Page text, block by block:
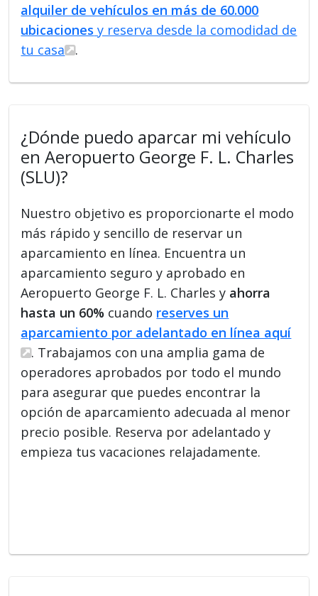
alquiler de vehículos en más de 60.000
ubicaciones y reserva desde la comodidad de
tu casa
.
¿Dónde puedo aparcar mi vehículo
en Aeropuerto George F. L. Charles
(SLU)?
Nuestro objetivo es proporcionarte el modo
más rápido y sencillo de reservar un
aparcamiento en línea. Encuentra un
aparcamiento seguro y aprobado en
Aeropuerto George F. L. Charles y ahorra
hasta un 60% cuando reserves un
aparcamiento por adelantado en línea aquí
. Trabajamos con una amplia gama de
operadores aprobados por todo el mundo
para asegurar que puedes encontrar la
opción de aparcamiento adecuada al menor
precio posible. Reserva por adelantado y
empieza tus vacaciones relajadamente.